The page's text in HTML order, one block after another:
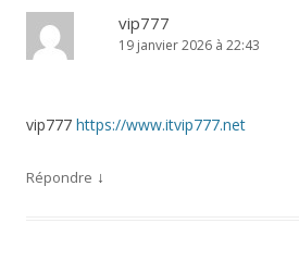
vip777
19 janvier 2026 à 22:43
vip777 https://www.itvip777.net
Répondre ↓